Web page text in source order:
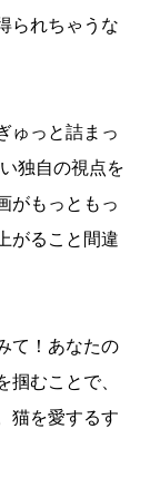
られちゃうな
ゅっと詰まっ
独自の視点を
がもっともっ
がること間違
て！あなたの
むことで、
猫を愛するす